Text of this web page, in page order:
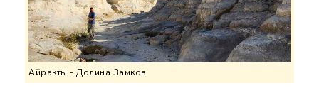
Айракты - Долина Замков